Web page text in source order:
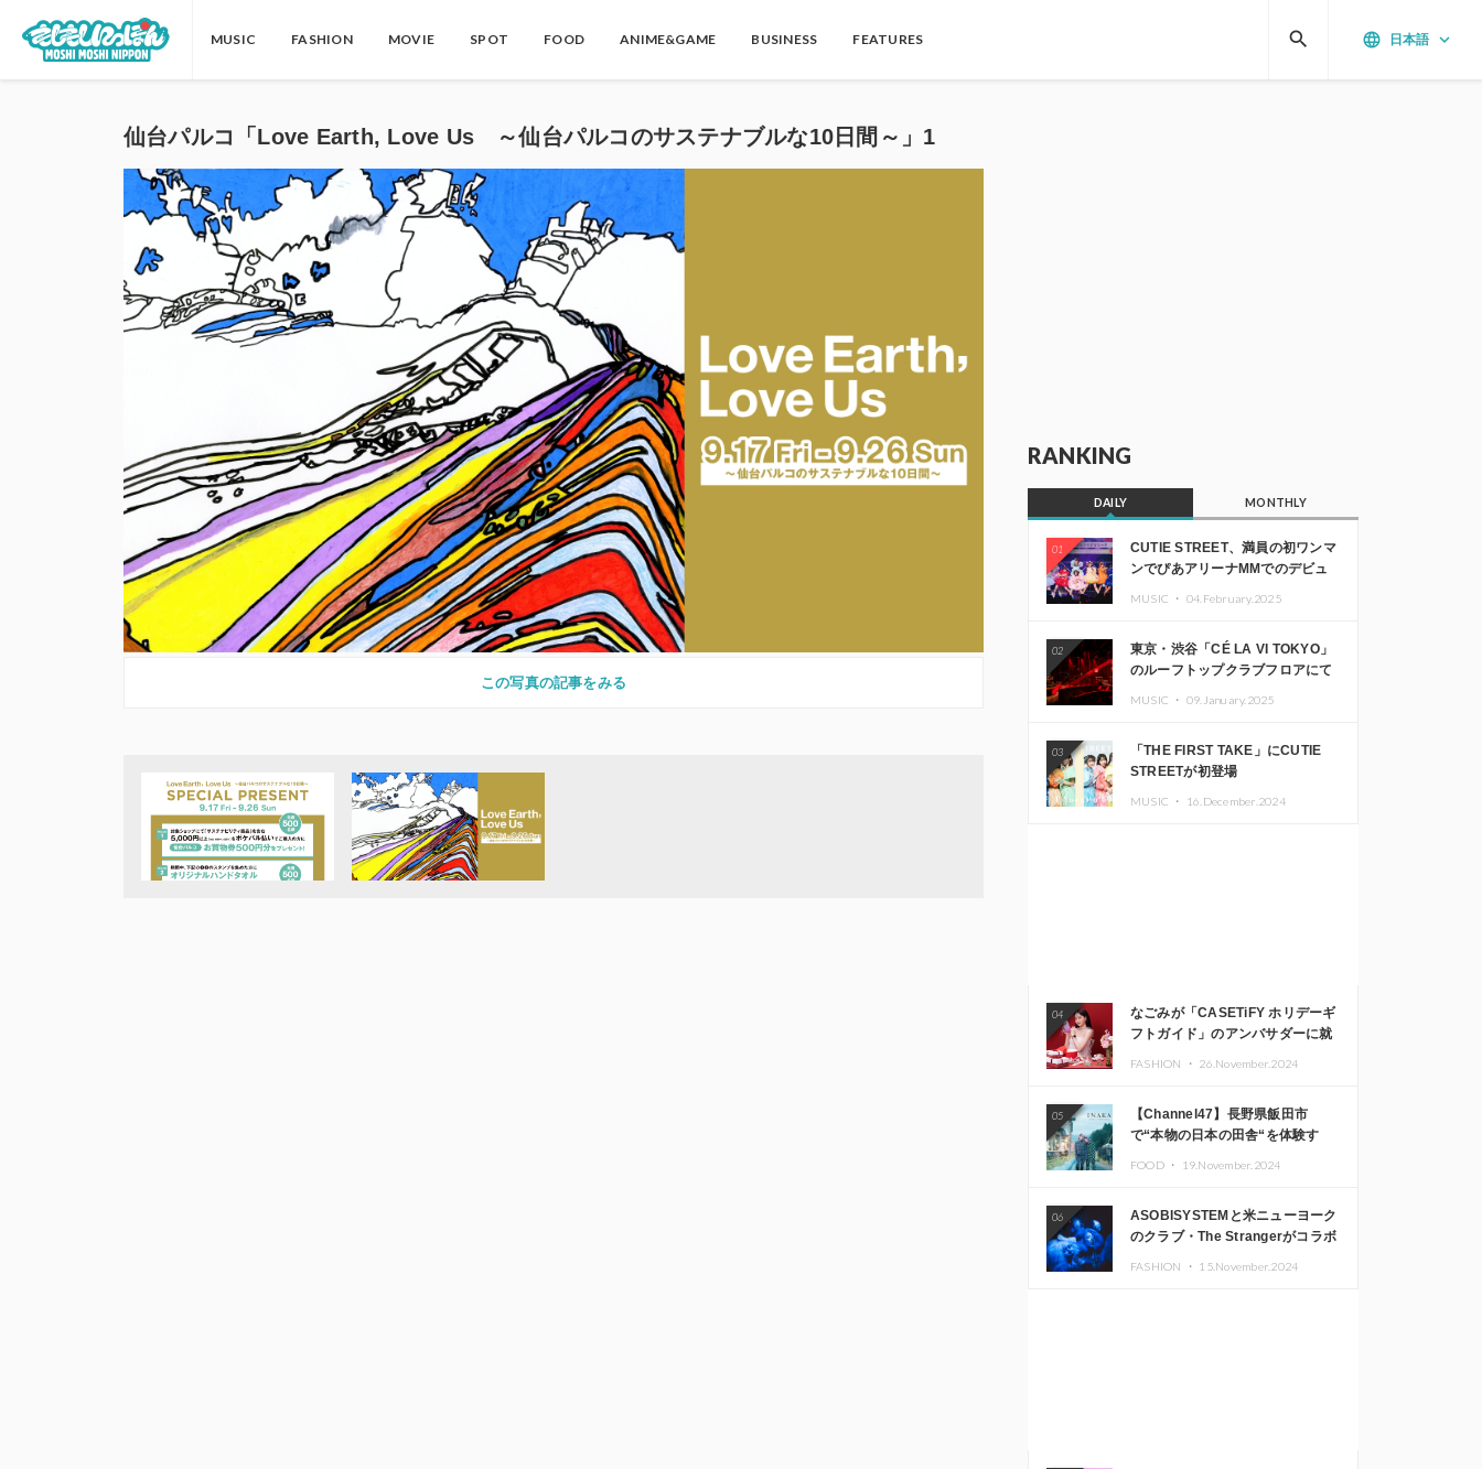
MUSIC FASHION MOVIE SPOT FOOD ANIME&GAME BUSINESS FEATURES language 日本語 keyboard_arrow_down
search
仙台パルコ「Love Earth, Love Us ～仙台パルコのサステナブルな10日間～」1
この写真の記事をみる
RANKING
DAILY MONTHLY
01
CUTIE STREET、満員の初ワンマ
ンでぴあアリーナMMでのデビュ
MUSIC ・ 04.February.2025
02
東京・渋谷「CÉ LA VI TOKYO」
のルーフトップクラブフロアにて
Kza（FORCE OF NATURE）ら日
本を代表するDJ・クリエイターが
出演
MUSIC ・ 09.January.2025
03
「THE FIRST TAKE」にCUTIE
STREETが初登場
MUSIC ・ 16.December.2024
04
なごみが「CASETiFY ホリデーギ
フトガイド」のアンバサダーに就
FASHION ・ 26.November.2024
05
【Channel47】長野県飯田市
で“本物の日本の田舎“を体験す
FOOD ・ 19.November.2024
06
ASOBISYSTEMと米ニューヨーク
のクラブ・The Strangerがコラボ
FASHION ・ 15.November.2024